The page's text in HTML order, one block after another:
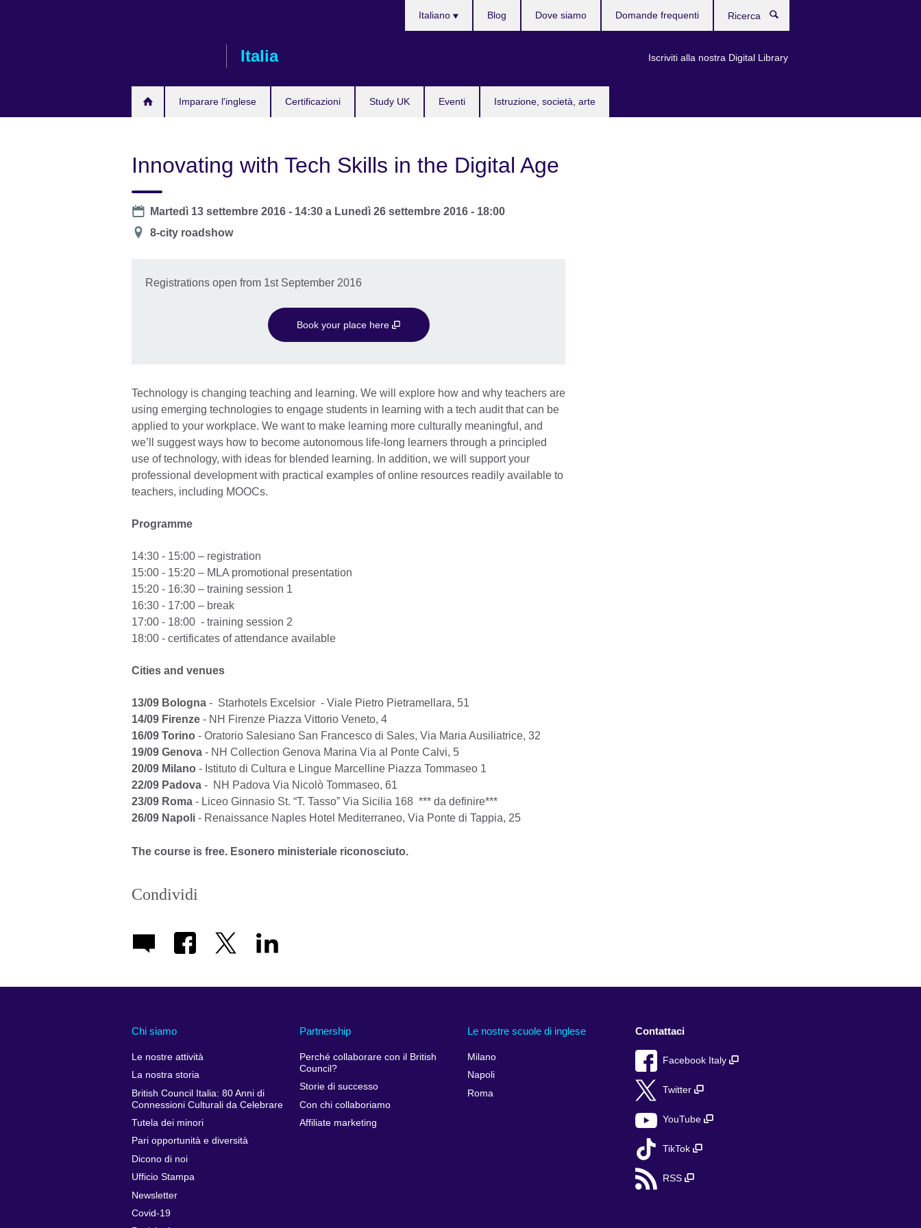
Italia
Imparare l'inglese Certificazioni Study UK Eventi Istruzione, società, arte
Italiano
Iscriviti alla nostra Digital Library
Blog Dove siamo Domande frequenti
Innovating with Tech Skills in the Digital Age
Date
Martedì 13 settembre 2016 - 14:30 a Lunedì 26 settembre 2016 - 18:00
Location
8-city roadshow
Registrations open from 1st September 2016
Book your place here
Technology is changing teaching and learning. We will explore how and why teachers are
using emerging technologies to engage students in learning with a tech audit that can be
applied to your workplace. We want to make learning more culturally meaningful, and
we’ll suggest ways how to become autonomous life-long learners through a principled
use of technology, with ideas for blended learning. In addition, we will support your
professional development with practical examples of online resources readily available to
teachers, including MOOCs.
Programme
14:30 - 15:00 – registration
15:00 - 15:20 – MLA promotional presentation
15:20 - 16:30 – training session 1
16:30 - 17:00 – break
17:00 - 18:00 - training session 2
18:00 - certificates of attendance available
Cities and venues
13/09 Bologna - Starhotels Excelsior - Viale Pietro Pietramellara, 51
14/09 Firenze - NH Firenze Piazza Vittorio Veneto, 4
16/09 Torino - Oratorio Salesiano San Francesco di Sales, Via Maria Ausiliatrice, 32
19/09 Genova - NH Collection Genova Marina Via al Ponte Calvi, 5
20/09 Milano - Istituto di Cultura e Lingue Marcelline Piazza Tommaseo 1
22/09 Padova - NH Padova Via Nicolò Tommaseo, 61
23/09 Roma - Liceo Ginnasio St. “T. Tasso” Via Sicilia 168 *** da definire***
26/09 Napoli - Renaissance Naples Hotel Mediterraneo, Via Ponte di Tappia, 25
The course is free. Esonero ministeriale riconosciuto.
Condividi
Chi siamo
Le nostre attività
La nostra storia
British Council Italia: 80 Anni di
Connessioni Culturali da Celebrare
Tutela dei minori
Pari opportunità e diversità
Dicono di noi
Ufficio Stampa
Newsletter
Covid-19
Partnership
Perché collaborare con il British
Council?
Storie di successo
Con chi collaboriamo
Affiliate marketing
Le nostre scuole di inglese
Milano
Napoli
Roma
Contattaci
Facebook Italy
Twitter
YouTube
TikTok
RSS